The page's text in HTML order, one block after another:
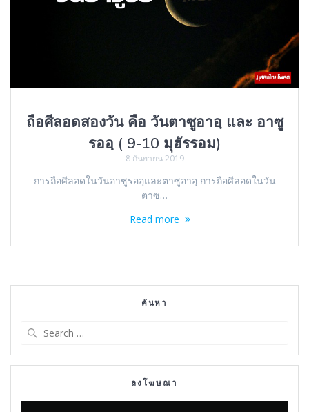
ถือศีลอดสองวัน คือ วันตาซูอาอฺ และ อาซู
รออฺ ( 9-10 มุฮัรรอม)
8 กันยายน 2019
การถือศีลอดในวันอาชูรออฺและตาซูอาอฺ การถือศีลอดในวัน
ตาซ…
Read more
ค้นหา
ลงโฆษณา